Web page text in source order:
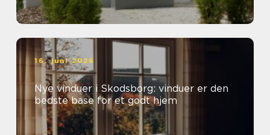
16. juni 2026
Nye vinduer i Skodsborg: vinduer er den
bedste base for et godt hjem